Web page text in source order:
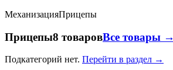
МеханизацияПрицепы
Прицепы8 товаровВсе товары →
Подкатегорий нет. Перейти в раздел →